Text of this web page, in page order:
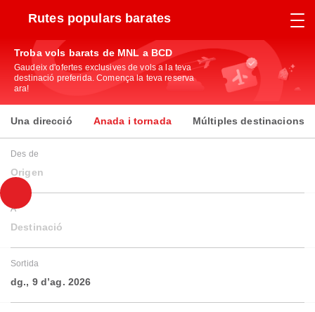
Rutes populars barates
Troba vols barats de MNL a BCD
Gaudeix d'ofertes exclusives de vols a la teva
destinació preferida. Comença la teva reserva
ara!
Una direcció Anada i tornada Múltiples destinacions
Des de
Origen
A
Destinació
Sortida
dg., 9 d’ag. 2026